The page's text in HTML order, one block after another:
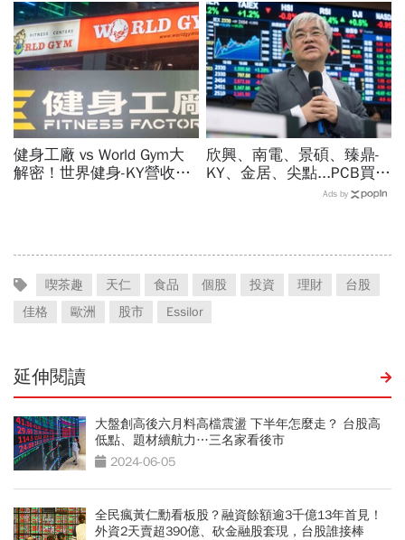
違約交割後果「想貸款都
難」
說時間就在今天，牛肉大塊
嗎
健身工廠 vs World Gym大
解密！世界健身-KY營收大
欣興、南電、景碩、臻鼎-
KY、金居、尖點...PCB買誰
最賺？杜金龍點名「這檔」
Ads by
喫茶趣 天仁 食品 個股 投資 理財
台股
佳格
歐洲 股市 Essilor
延伸閱讀
大盤創高後六月料高檔震盪 下半年怎麼走？ 台股高
低點、題材續航力…三名家看後市
2024-06-05
全民瘋黃仁勳看板股？融資餘額逾3千億13年首見！
外資2天賣超390億、砍金融股套現，台股誰接棒